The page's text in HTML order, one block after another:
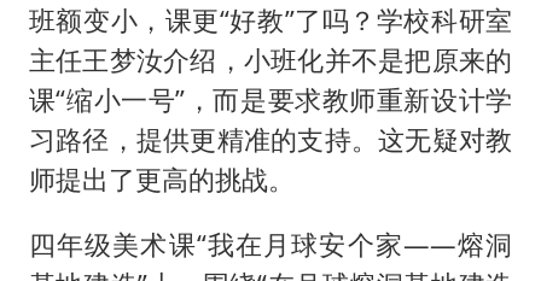
班额变小，课更“好教”了吗？学校科研室
主任王梦汝介绍，小班化并不是把原来的
课“缩小一号”，而是要求教师重新设计学
习路径，提供更精准的支持。这无疑对教
师提出了更高的挑战。
四年级美术课“我在月球安个家——熔洞